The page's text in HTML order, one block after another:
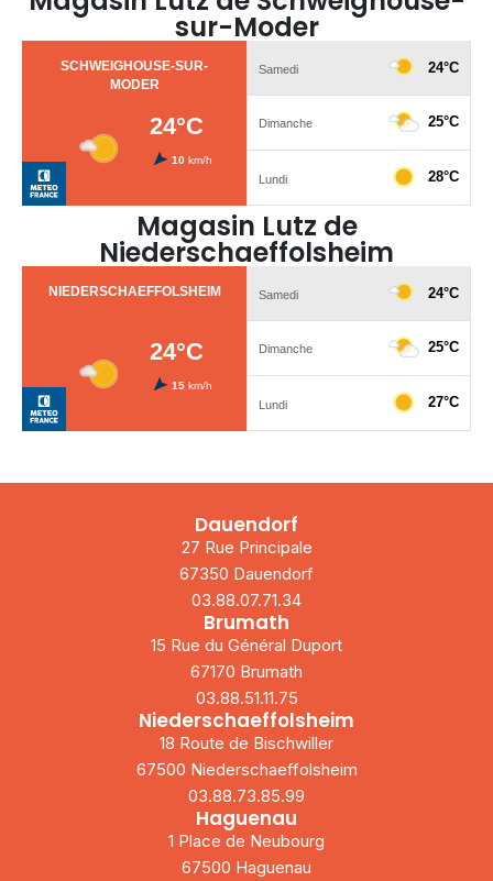
sur-Moder
Magasin Lutz de
Niederschaeffolsheim
Dauendorf
27 Rue Principale
67350 Dauendorf
03.88.07.71.34
Brumath
15 Rue du Général Duport
67170 Brumath
03.88.51.11.75
Niederschaeffolsheim
18 Route de Bischwiller
67500 Niederschaeffolsheim
03.88.73.85.99
Haguenau
1 Place de Neubourg
67500 Haguenau